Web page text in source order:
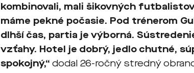
kombinovali, mali šikovných
máme pekné počasie. Pod trénerom
dlhší čas, partia je výborná.
vzťahy. Hotel je dobrý, jedlo chutné,
spokojný,“ dodal 26-ročný stredný